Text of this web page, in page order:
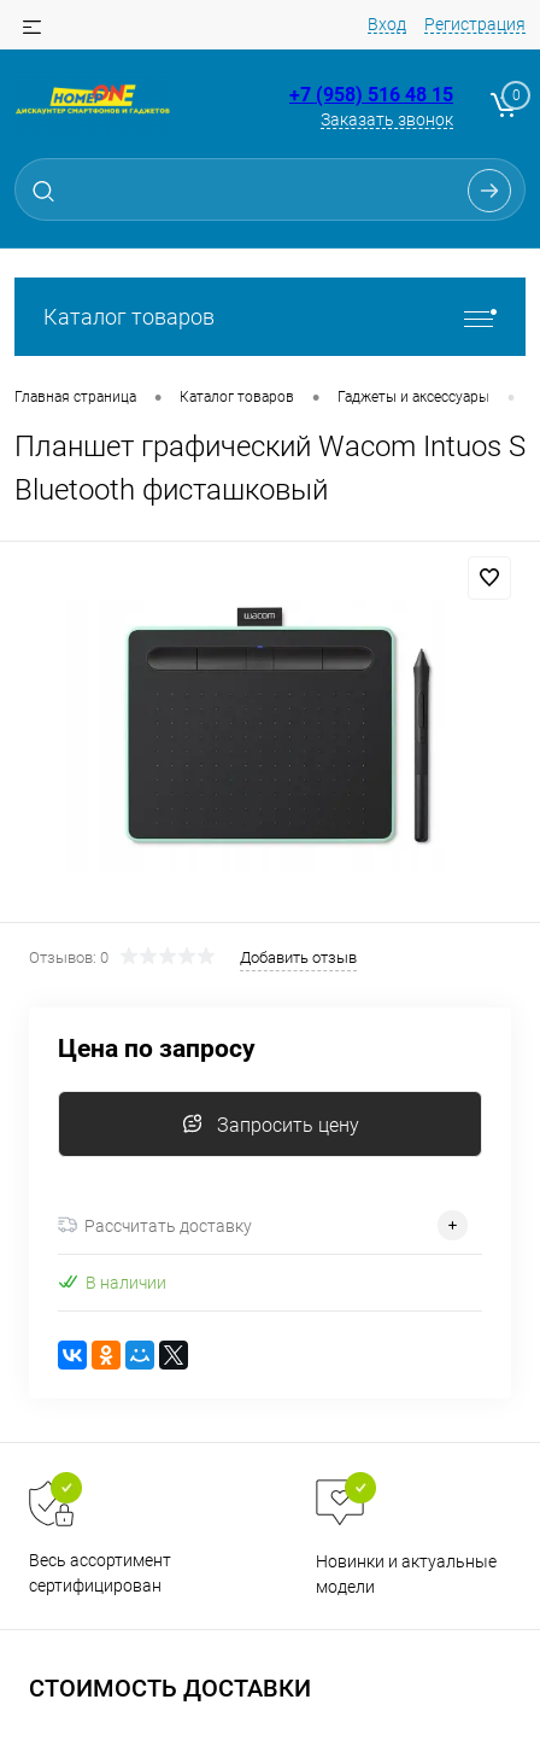
Вход Регистрация
+7 (958) 516 48 15
Заказать звонок
0
Каталог товаров
Главная страница • Каталог товаров • Гаджеты и аксессуары •
Планшет графический Wacom Intuos S
Bluetooth фисташковый
Отзывов: 0 Добавить отзыв
Цена по запросу
Запросить цену
Рассчитать доставку
В наличии
Весь ассортимент
сертифицирован
Новинки и актуальные
модели
СТОИМОСТЬ ДОСТАВКИ
Для клиентов всех банков
Разбейте
без переплат
Сегодня
Оплачивайте сегодня только
% картой любого банка
Получайте товар
по
каждые 2 недели
Остались вопросы?
8 800 302-02-51